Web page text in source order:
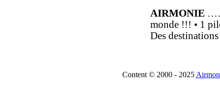
AIRMONIE
monde !!! • 1
Des
Content © 2000 - 2025